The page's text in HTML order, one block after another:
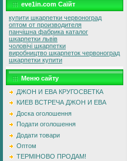
eve1in.com Саїйт
купити шкарпетки червоноград
оптом от производителя
панчішна фабрика каталог
шкарпетки львів
чоловічі шкарпетки
виробництво шкарпеток червоноград
шкарпетки купити
Меню сайту
ДЖОН И ЕВА КРУГОСВЕТКА
КИЕВ ВСТРЕЧА ДЖОН И ЕВА
Доска оголошення
Подати оголошення
Додати товари
Оптом
ТЕРМІНОВО ПРОДАМ!